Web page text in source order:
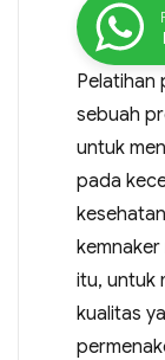
Pelatihan
sebuah
untuk
pada
itu, untuk
kualitas